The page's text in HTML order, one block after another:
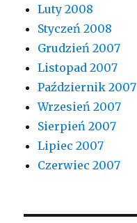
Luty 2008
Styczeń 2008
Grudzień 2007
Listopad 2007
Październik 2007
Wrzesień 2007
Sierpień 2007
Lipiec 2007
Czerwiec 2007